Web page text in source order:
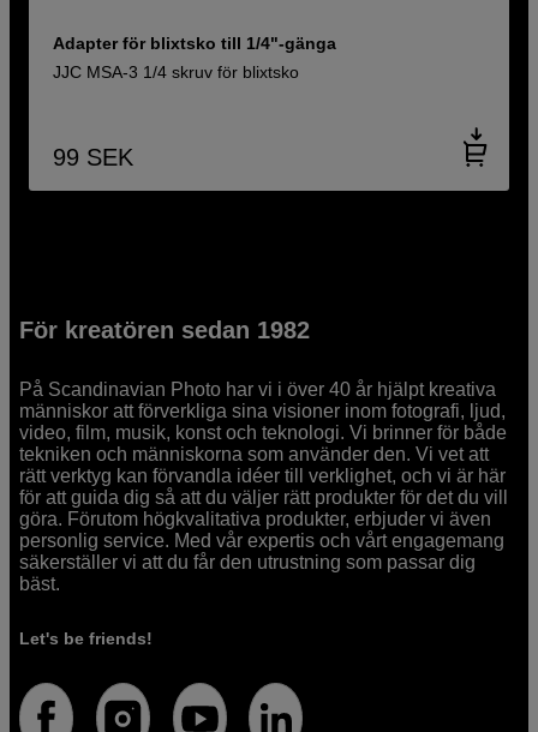
Adapter för blixtsko till 1/4"-gänga
JJC MSA-3 1/4 skruv för blixtsko
99 SEK
För kreatören sedan 1982
På Scandinavian Photo har vi i över 40 år hjälpt kreativa
människor att förverkliga sina visioner inom fotografi, ljud,
video, film, musik, konst och teknologi. Vi brinner för både
tekniken och människorna som använder den. Vi vet att
rätt verktyg kan förvandla idéer till verklighet, och vi är här
för att guida dig så att du väljer rätt produkter för det du vill
göra. Förutom högkvalitativa produkter, erbjuder vi även
personlig service. Med vår expertis och vårt engagemang
säkerställer vi att du får den utrustning som passar dig
bäst.
Let's be friends!